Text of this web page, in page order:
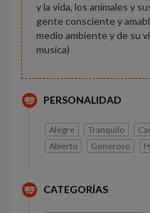
y la vida, los animales y
gente consciente y
medio ambiente y de su
musica)
PERSONALIDAD
Alegre Tranquilo
Abierto
Generoso
CATEGORÍAS